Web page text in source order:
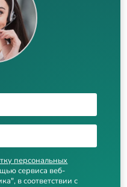
персональных
сервиса веб-
в соответствии с